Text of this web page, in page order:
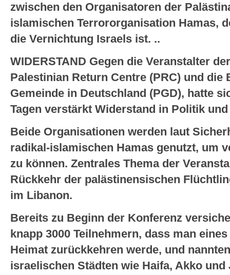
zwischen den Organisatoren der
islamischen Terrororganisation Hamas,
die Vernichtung Israels ist. ..
WIDERSTAND Gegen die Veranstalter
Palestinian Return Centre (PRC) und
Gemeinde in Deutschland (PGD), hatte
Tagen verstärkt Widerstand in Politik
Beide Organisationen werden laut
radikal-islamischen Hamas genutzt, um
zu können. Zentrales Thema der
Rückkehr der palästinensischen
im Libanon.
Bereits zu Beginn der Konferenz
knapp 3000 Teilnehmern, dass man
Heimat zurückkehren werde, und
israelischen Städten wie Haifa, Akko